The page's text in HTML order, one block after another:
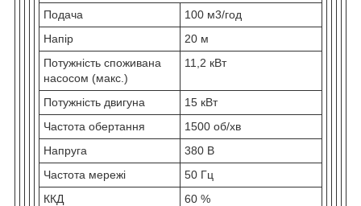
Подача
100 м3/год
Напір
20 м
Потужність споживана
насосом (макс.)
11,2 кВт
Потужність двигуна
15 кВт
Частота обертання
1500 об/хв
Напруга
380 В
Частота мережі
50 Гц
ККД
60 %